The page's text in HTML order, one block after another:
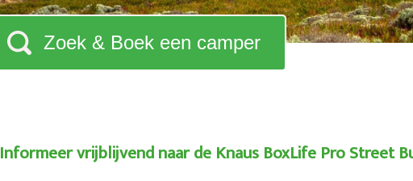
Zoek & Boek een camper
Informeer vrijblijvend naar de Knaus BoxLife Pro Street